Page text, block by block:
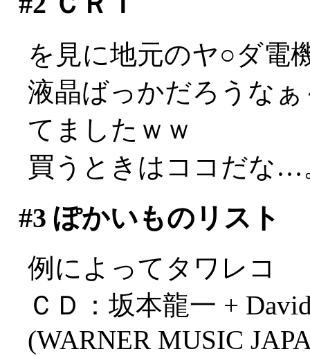
を見に地元のヤ○ダ電
液晶ばっかだろうな
てましたｗｗ
買うときはココだな…
#3 ぽかいものリスト
例によってタワレコ
ＣＤ：坂本龍一 +
(WARNER MUSIC